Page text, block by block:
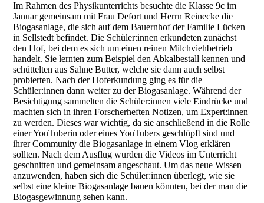
Im Rahmen des Physikunterrichts besuchte die Klasse 9c im
Januar gemeinsam mit Frau Defort und Herrn Reinecke die
Biogasanlage, die sich auf dem Bauernhof der Familie Lücken
in Sellstedt befindet. Die Schüler:innen erkundeten zunächst
den Hof, bei dem es sich um einen reinen Milchviehbetrieb
handelt. Sie lernten zum Beispiel den Abkalbestall kennen und
schüttelten aus Sahne Butter, welche sie dann auch selbst
probierten. Nach der Hoferkundung ging es für die
Schüler:innen dann weiter zu der Biogasanlage. Während der
Besichtigung sammelten die Schüler:innen viele Eindrücke und
machten sich in ihren Forscherheften Notizen, um Expert:innen
zu werden. Dieses war wichtig, da sie anschließend in die Rolle
einer YouTuberin oder eines YouTubers geschlüpft sind und
ihrer Community die Biogasanlage in einem Vlog erklären
sollten. Nach dem Ausflug wurden die Videos im Unterricht
geschnitten und gemeinsam angeschaut. Um das neue Wissen
anzuwenden, haben sich die Schüler:innen überlegt, wie sie
selbst eine kleine Biogasanlage bauen könnten, bei der man die
Biogasgewinnung sehen kann.